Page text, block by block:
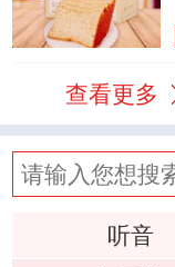
查看更多
听音